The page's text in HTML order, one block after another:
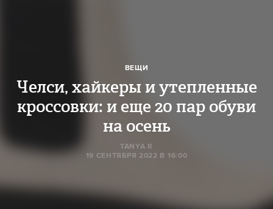
ВЕЩИ
Челси, хайкеры и утепленные
кроссовки: и еще 20 пар обуви
на осень
TANYA R
19 СЕНТЯБРЯ 2022 В 16:00